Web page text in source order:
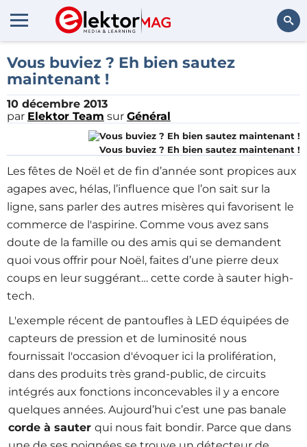
Vous buviez ? Eh bien sautez
maintenant !
10 décembre 2013
par Elektor Team sur Général
Vous buviez ? Eh bien sautez maintenant !
Les fêtes de Noël et de fin d’année sont propices aux
agapes avec, hélas, l’influence que l’on sait sur la
ligne, sans parler des autres misères qui favorisent le
commerce de l'aspirine. Comme vous avez sans
doute de la famille ou des amis qui se demandent
quoi vous offrir pour Noël, faites d’une pierre deux
coups en leur suggérant… cette corde à sauter high-
tech.
L'exemple récent de pantoufles à LED équipéesde
capteurs de pression et de luminosité nous
fournissait l'occasion d'évoquer ici la prolifération,
dans des produits très grand-public, de circuits
intégrés aux fonctions inconcevables il y a encore
quelques années. Aujourd’hui c’est une pas banale
corde à sauterqui nous fait bondir. Parce que dans